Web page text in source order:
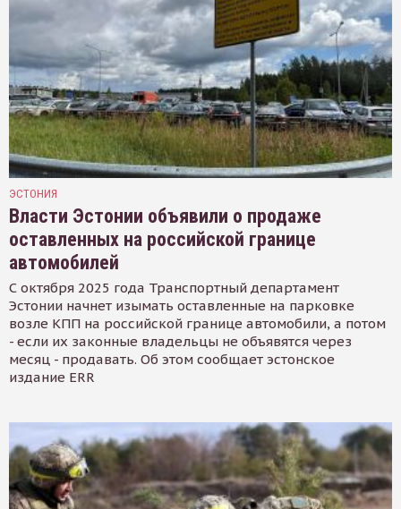
ЭСТОНИЯ
Власти Эстонии объявили о продаже
оставленных на российской границе
автомобилей
С октября 2025 года Транспортный департамент
Эстонии начнет изымать оставленные на парковке
возле КПП на российской границе автомобили, а потом
- если их законные владельцы не объявятся через
месяц - продавать. Об этом сообщает эстонское
издание ERR